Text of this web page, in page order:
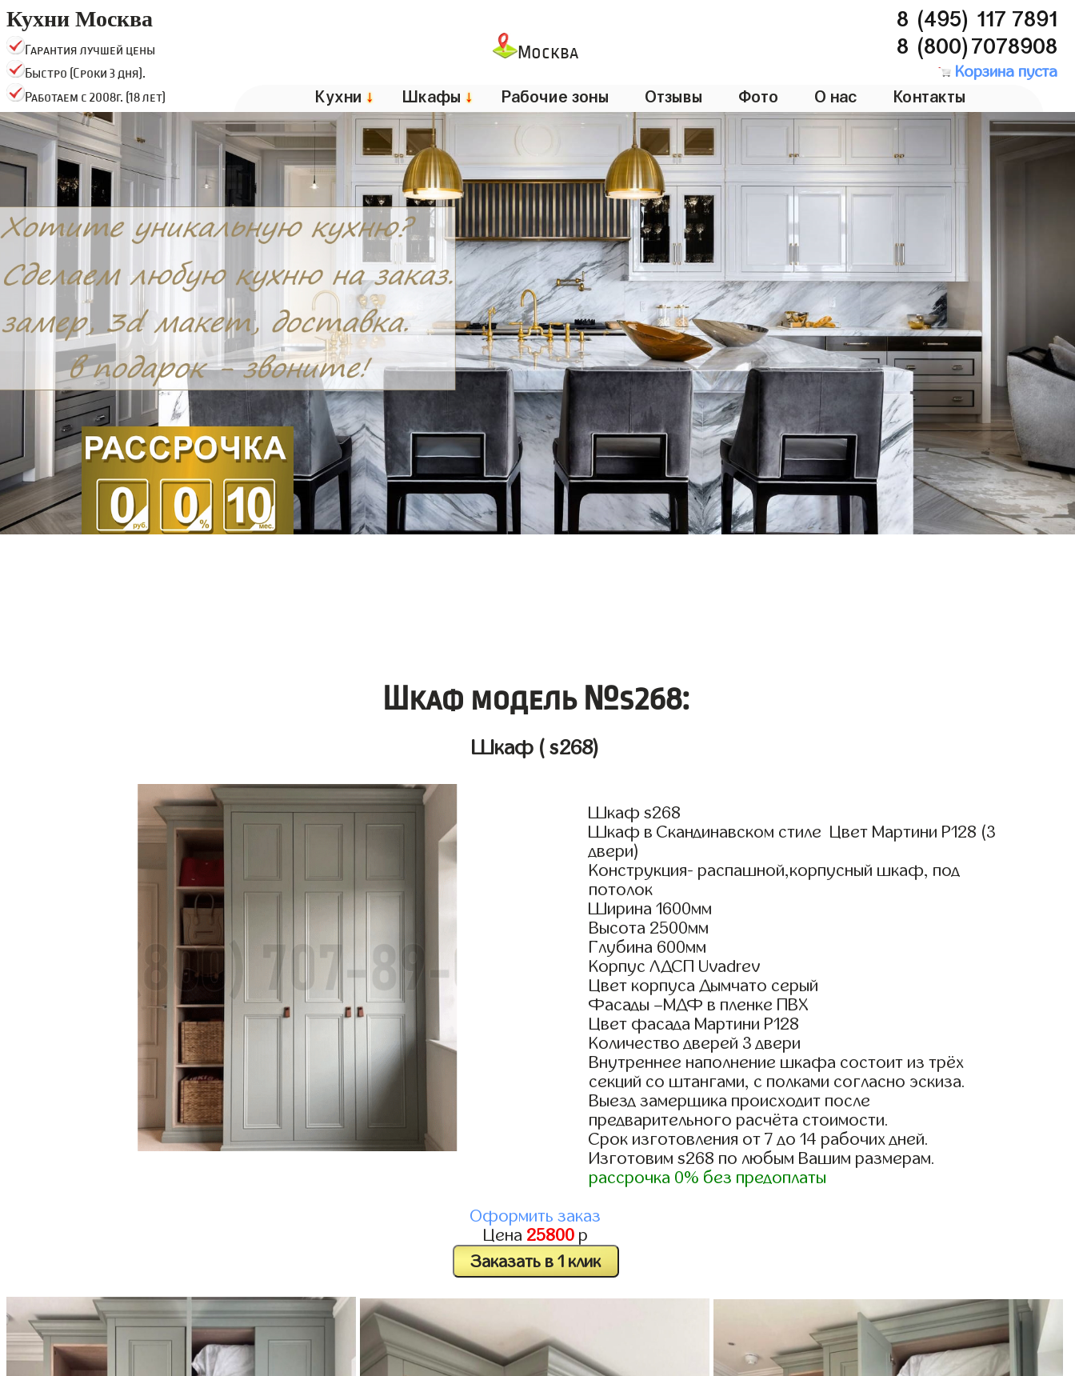
Кухни Москва
Гарантия лучшей цены
Быстро (Сроки 3 дня).
Работаем с 2008г. (18 лет)
Москва
8 (495) 117 7891
8 (800)7078908
Корзина пуста
Кухни ↓ Шкафы ↓ Рабочие зоны Отзывы Фото О нас Контакты
Шкаф модель №s268:
Шкаф ( s268)
Шкаф s268
Шкаф в Скандинавском стиле Цвет Мартини Р128 (3
двери)
Конструкция- распашной,корпусный шкаф, под
потолок
Ширина 1600мм
Высота 2500мм
Глубина 600мм
Корпус ЛДСП Uvadrev
Цвет корпуса Дымчато серый
Фасады –МДФ в пленке ПВХ
Цвет фасада Мартини Р128
Количество дверей 3 двери
Внутреннее наполнение шкафа состоит из трёх
секций со штангами, с полками согласно эскиза.
Выезд замерщика происходит после
предварительного расчёта стоимости.
Срок изготовления от 7 до 14 рабочих дней.
Изготовим s268 по любым Вашим размерам.
рассрочка 0% без предоплаты
Оформить заказ
Цена 25800 р
Заказать в 1 клик